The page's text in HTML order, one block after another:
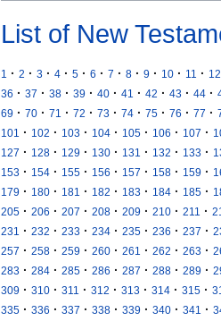
List of New
1 · 2 · 3 · 4 · 5 · 6 · 7 · 8 · 9 · 10 · 11 · 12
36 · 37 · 38 · 39 · 40 · 41 · 42 · 43 · 44 ·
69 · 70 · 71 · 72 · 73 · 74 · 75 · 76 · 77 ·
101
· 102 · 103 · 104 · 105 · 106 · 107 ·
127 · 128 · 129 · 130 · 131 · 132 · 133 ·
153 · 154 · 155 · 156 · 157 · 158 · 159 ·
179 · 180 · 181 · 182 · 183 · 184 · 185 ·
205 · 206 · 207 · 208 · 209 · 210 · 211 ·
231
· 232 · 233 · 234 · 235 · 236 · 237 ·
257 · 258 · 259 · 260 · 261 · 262 · 263 ·
283 · 284 · 285 · 286 · 287 · 288 · 289 ·
309 · 310 · 311 · 312 · 313 · 314 · 315 ·
335 · 336 · 337 · 338 · 339 · 340 · 341 ·